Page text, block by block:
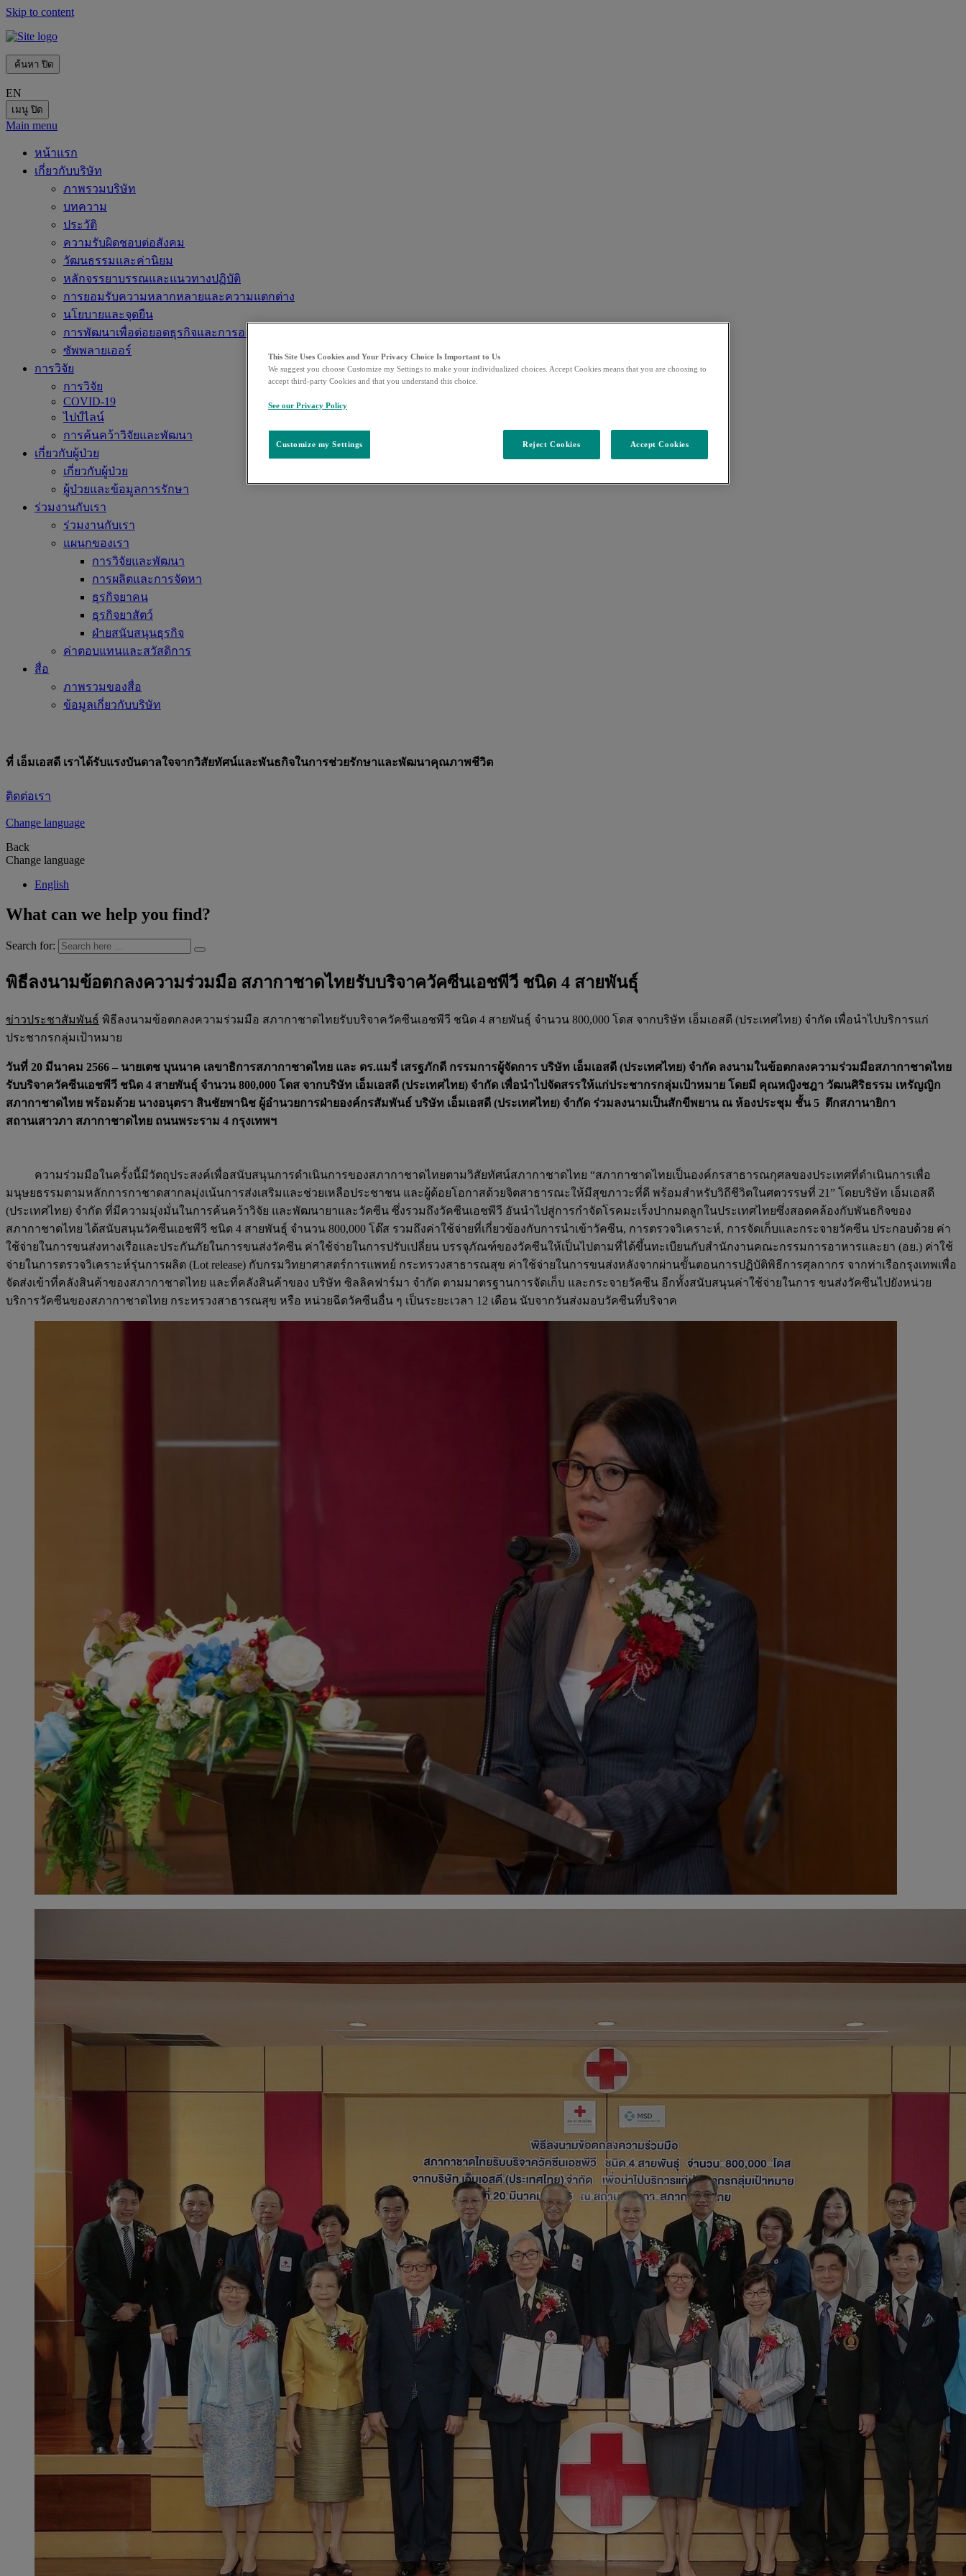
Skip to content
ค้นหา ปิด
EN
เมนู ปิด
Main menu
หน้าแรก
เกี่ยวกับบริษัท
ภาพรวมบริษัท
บทความ
ประวัติ
ความรับผิดชอบต่อสังคม
วัฒนธรรมและค่านิยม
หลักจรรยาบรรณและแนวทางปฏิบัติ
การยอมรับความหลากหลายและความแตกต่าง
นโยบายและจุดยืน
การพัฒนาเพื่อต่อยอดธุรกิจและการออกใบอนุญาต
ซัพพลายเออร์
การวิจัย
การวิจัย
COVID-19
ไปป์ไลน์
การค้นคว้าวิจัยและพัฒนา
เกี่ยวกับผู้ป่วย
เกี่ยวกับผู้ป่วย
ผู้ป่วยและข้อมูลการรักษา
ร่วมงานกับเรา
ร่วมงานกับเรา
แผนกของเรา
การวิจัยและพัฒนา
การผลิตและการจัดหา
ธุรกิจยาคน
ธุรกิจยาสัตว์
ฝ่ายสนับสนุนธุรกิจ
ค่าตอบแทนและสวัสดิการ
สื่อ
ภาพรวมของสื่อ
ข้อมูลเกี่ยวกับบริษัท
ที่ เอ็มเอสดี เราได้รับแรงบันดาลใจจากวิสัยทัศน์และพันธกิจในการช่วยรักษาและพัฒนาคุณภาพชีวิต
ติดต่อเรา
Change language
Back
Change language
English
What can we help you find?
Search for:
พิธีลงนามข้อตกลงความร่วมมือ สภากาชาดไทยรับบริจาควัคซีนเอชพีวี ชนิด 4 สายพันธุ์
ข่าวประชาสัมพันธ์ พิธีลงนามข้อตกลงความร่วมมือ สภากาชาดไทยรับบริจาควัคซีนเอชพีวี ชนิด 4 สายพันธุ์ จำนวน 800,000 โดส จากบริษัท เอ็มเอสดี (ประเทศไทย) จำกัด เพื่อนำไปบริการแก่
ประชากรกลุ่มเป้าหมาย
วันที่ 20 มีนาคม 2566 – นายเตช บุนนาค เลขาธิการสภากาชาดไทย และ ดร.แมรี่ เสรฐภักดี กรรมการผู้จัดการ บริษัท เอ็มเอสดี (ประเทศไทย) จำกัด ลงนามในข้อตกลงความร่วมมือสภากาชาดไทย
รับบริจาควัคซีนเอชพีวี ชนิด 4 สายพันธุ์ จำนวน 800,000 โดส จากบริษัท เอ็มเอสดี (ประเทศไทย) จำกัด เพื่อนำไปจัดสรรให้แก่ประชากรกลุ่มเป้าหมาย โดยมี คุณหญิงชฎา วัฒนศิริธรรม เหรัญญิก
สภากาชาดไทย พร้อมด้วย นางอนุตรา สินชัยพานิช ผู้อำนวยการฝ่ายองค์กรสัมพันธ์ บริษัท เอ็มเอสดี (ประเทศไทย) จำกัด ร่วมลงนามเป็นสักขีพยาน ณ ห้องประชุม ชั้น 5 ตึกสภานายิกา
สถานเสาวภา สภากาชาดไทย ถนนพระราม 4 กรุงเทพฯ
ความร่วมมือในครั้งนี้มีวัตถุประสงค์เพื่อสนับสนุนการดำเนินการของสภากาชาดไทยตามวิสัยทัศน์สภากาชาดไทย “สภากาชาดไทยเป็นองค์กรสาธารณกุศลของประเทศที่ดำเนินการเพื่อ
มนุษยธรรมตามหลักการกาชาดสากลมุ่งเน้นการส่งเสริมและช่วยเหลือประชาชน และผู้ด้อยโอกาสด้วยจิตสาธารณะให้มีสุขภาวะที่ดี พร้อมสำหรับวิถีชีวิตในศตวรรษที่ 21” โดยบริษัท เอ็มเอสดี
(ประเทศไทย) จำกัด ที่มีความมุ่งมั่นในการค้นคว้าวิจัย และพัฒนายาและวัคซีน ซึ่งรวมถึงวัคซีนเอชพีวี อันนำไปสู่การกำจัดโรคมะเร็งปากมดลูกในประเทศไทยซึ่งสอดคล้องกับพันธกิจของ
สภากาชาดไทย ได้สนับสนุนวัคซีนเอชพีวี ชนิด 4 สายพันธุ์ จำนวน 800,000 โด๊ส รวมถึงค่าใช้จ่ายที่เกี่ยวข้องกับการนำเข้าวัคซีน, การตรวจวิเคราะห์, การจัดเก็บและกระจายวัคซีน ประกอบด้วย ค่า
ใช้จ่ายในการขนส่งทางเรือและประกันภัยในการขนส่งวัคซีน ค่าใช้จ่ายในการปรับเปลี่ยน บรรจุภัณฑ์ของวัคซีนให้เป็นไปตามที่ได้ขึ้นทะเบียนกับสำนักงานคณะกรรมการอาหารและยา (อย.) ค่าใช้
จ่ายในการตรวจวิเคราะห์รุ่นการผลิต (Lot release) กับกรมวิทยาศาสตร์การแพทย์ กระทรวงสาธารณสุข ค่าใช้จ่ายในการขนส่งหลังจากผ่านขั้นตอนการปฏิบัติพิธีการศุลกากร จากท่าเรือกรุงเทพเพื่อ
จัดส่งเข้าที่คลังสินค้าของสภากาชาดไทย และที่คลังสินค้าของ บริษัท ซิลลิคฟาร์มา จำกัด ตามมาตรฐานการจัดเก็บ และกระจายวัคซีน อีกทั้งสนับสนุนค่าใช้จ่ายในการ ขนส่งวัคซีนไปยังหน่วย
บริการวัคซีนของสภากาชาดไทย กระทรวงสาธารณสุข หรือ หน่วยฉีดวัคซีนอื่น ๆ เป็นระยะเวลา 12 เดือน นับจากวันส่งมอบวัคซีนที่บริจาค
This Site Uses Cookies and Your Privacy Choice Is Important to Us
We suggest you choose Customize my Settings to make your individualized choices. Accept Cookies means that you are choosing to
accept third-party Cookies and that you understand this choice.
See our Privacy Policy
Customize my Settings Reject Cookies Accept Cookies